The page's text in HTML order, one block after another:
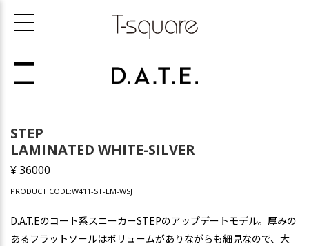
STEP
LAMINATED WHITE-SILVER
¥ 36000
PRODUCT CODE:W411-ST-LM-WSJ
D.A.T.Eのコート系スニーカーSTEPのアップデートモデル。厚みの
あるフラットソールはボリュームがありながらも細見なので、大